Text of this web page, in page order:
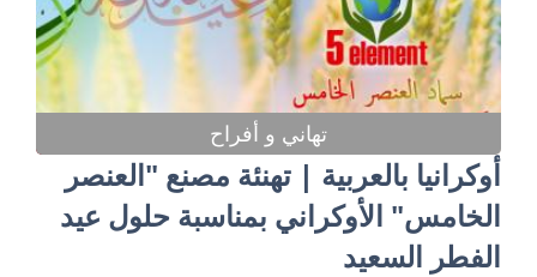
تهاني و أفراح
أوكرانيا بالعربية | تهنئة مصنع "العنصر
الخامس" الأوكراني بمناسبة حلول عيد
الفطر السعيد